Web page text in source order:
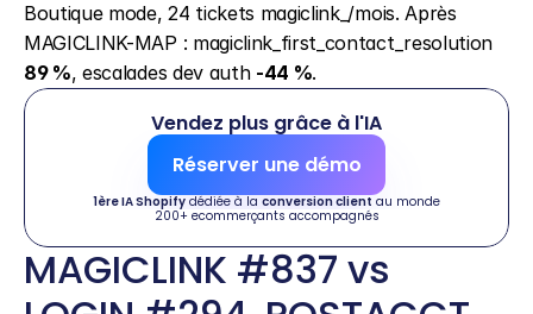
Boutique mode, 24 tickets magiclink_/mois. Après
89 %, escalades dev auth -44 %.
Vendez plus grâce à l'IA
Réserver une démo
1ère IA Shopify dédiée à la conversion client au monde
200+ ecommerçants accompagnés
MAGICLINK #837 vs